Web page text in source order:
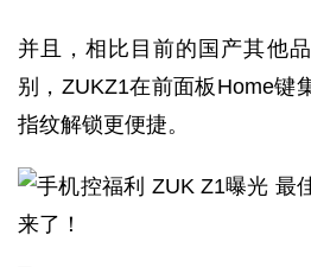
并且，相比目前的国产其他
别，ZUKZ1在前面板Home键
指纹解锁更便捷。